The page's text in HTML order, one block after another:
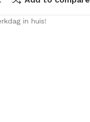
in huis!